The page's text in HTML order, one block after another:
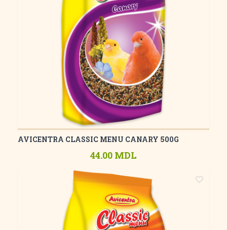
AVICENTRA CLASSIC MENU CANARY 500G
44.00 MDL